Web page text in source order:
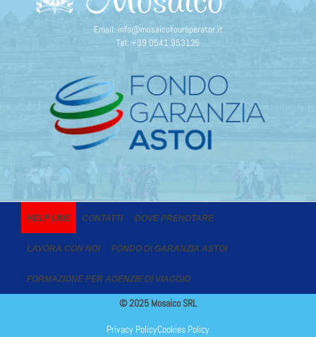
Email: info@mosaicotouroperator.it
Tel: +39 0541 953125
HELP LINE CONTATTI DOVE PRENOTARE
LAVORA CON NOI FONDO DI GARANZIA ASTOI
FORMAZIONE PER AGENZIE DI VIAGGIO
© 2025 Mosaico SRL
Privacy PolicyCookies Policy